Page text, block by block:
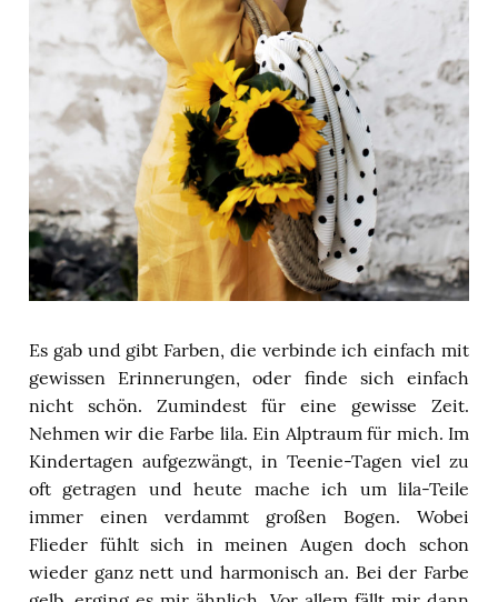
Es gab und gibt Farben, die verbinde ich einfach mit
gewissen Erinnerungen, oder finde sich einfach
nicht schön. Zumindest für eine gewisse Zeit.
Nehmen wir die Farbe lila. Ein Alptraum für mich. Im
Kindertagen aufgezwängt, in Teenie-Tagen viel zu
oft getragen und heute mache ich um lila-Teile
immer einen verdammt großen Bogen. Wobei
Flieder fühlt sich in meinen Augen doch schon
wieder ganz nett und harmonisch an. Bei der Farbe